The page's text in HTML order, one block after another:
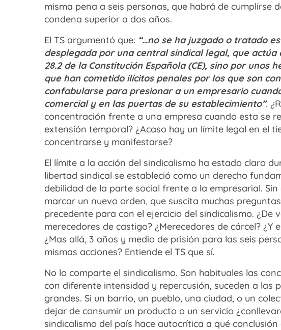
misma pena a seis personas, que habrá de cumplirse
condena superior a dos años.
El TS argumentó que: “…no se ha juzgado o tratado
desplegada por una central sindical legal, que
28.2 de la Constitución Española (CE), sino por unos
que han cometido ilícitos penales por los que son
confabularse para presionar a un empresario
comercial y en las puertas de su establecimiento”. ¿
concentración frente a una empresa cuando esta se
extensión temporal? ¿Acaso hay un límite legal en el
concentrarse y manifestarse?
El límite a la acción del sindicalismo ha estado claro
libertad sindical se estableció como un derecho
debilidad de la parte social frente a la empresarial.
marcar un nuevo orden, que suscita muchas
precedente para con el ejercicio del sindicalismo. ¿De
merecedores de castigo? ¿Merecedores de cárcel? ¿Y
¿Mas allá, 3 años y medio de prisión para las seis
mismas acciones? Entiende el TS que sí.
No lo comparte el sindicalismo. Son habituales las
con diferente intensidad y repercusión, suceden a las
grandes. Si un barrio, un pueblo, una ciudad, o un
dejar de consumir un producto o un servicio
sindicalismo del país hace autocrítica a qué